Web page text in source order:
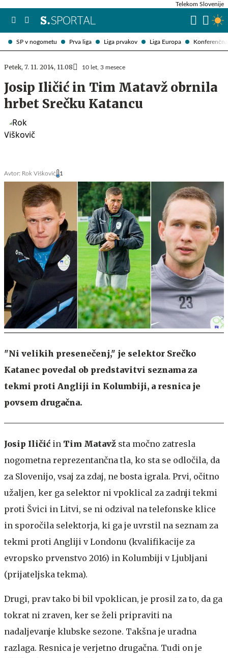
SP v nogometu Prva liga Liga prvakov Liga Europa
Telekom Slovenije
Petek, 7. 11. 2014, 11.08 10 let, 3 mesece
Josip Iličić in Tim Matavž obrnila
hrbet Srečku Katancu
Avtor: Rok Viškovič 1
"Ni velikih presenečenj," je selektor Srečko
Katanec povedal ob predstavitvi seznama za
tekmi proti Angliji in Kolumbiji, a resnica je
povsem drugačna.
Josip Iličić in Tim Matavž sta močno zatresla
nogometna reprezentančna tla, ko sta se odločila, da
za Slovenijo, vsaj za zdaj, ne bosta igrala. Prvi, očitno
užaljen, ker ga selektor ni vpoklical za zadnji tekmi
proti Švici in Litvi, se ni odzival na telefonske klice
in sporočila selektorja, ki ga je uvrstil na seznam za
tekmi proti Angliji v Londonu (kvalifikacije za
evropsko prvenstvo 2016) in Kolumbiji v Ljubljani
(prijateljska tekma).
Drugi, prav tako bi bil vpoklican, je prosil za to, da ga
tokrat ni zraven, ker se želi pripraviti na
nadaljevanje klubske sezone. Takšna je uradna
razlaga. Resnica je verjetno drugačna. Tudi on je